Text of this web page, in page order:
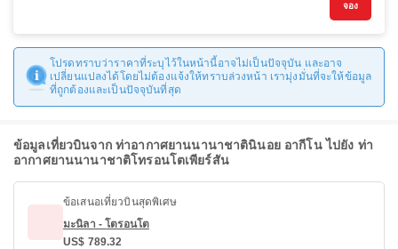
จอง
โปรดทราบว่าราคาที่ระบุไว้ในหน้านี้อาจไม่เป็นปัจจุบัน และอาจ
เปลี่ยนแปลงได้โดยไม่ต้องแจ้งให้ทราบล่วงหน้า เรามุ่งมั่นที่จะให้ข้อมูล
ที่ถูกต้องและเป็นปัจจุบันที่สุด
ข้อมูลเที่ยวบินจาก ท่าอากาศยานนานาชาตินินอย อากีโน ไปยัง ท่า
อากาศยานนานาชาติโทรอนโตเพียร์สัน
ข้อเสนอเที่ยวบินสุดพิเศษ
มะนิลา - โตรอนโต
US$ 789.32